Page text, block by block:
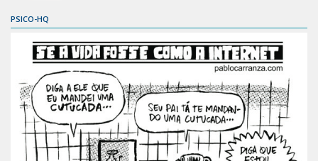
PSICO-HQ